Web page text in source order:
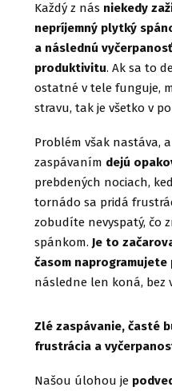
Každý z nás niekedy
nepríjemný plytký
a následnú
produktivitu. Ak sa to
ostatné v tele funguje,
stravu, tak je všetko v
Problém však nastáva,
zaspávaním dejú
prebdených nociach,
tornádo sa pridá
zobudíte nevyspatý, čo
spánkom. Je to
časom naprogramujete
následne len koná, bez
Zlé zaspávanie, časté
frustrácia a
Našou úlohou je